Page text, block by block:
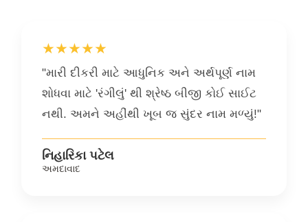
★★★★★
"મારી દીકરી માટે આધુનિક અને અર્થપૂર્ણ નામ
શોધવા માટે 'રંગીલું' થી શ્રેષ્ઠ બીજી કોઈ સાઈટ
નથી. અમને અહીંથી ખૂબ જ સુંદર નામ મળ્યું!"
નિહારિકા પટેલ
અમદાવાદ